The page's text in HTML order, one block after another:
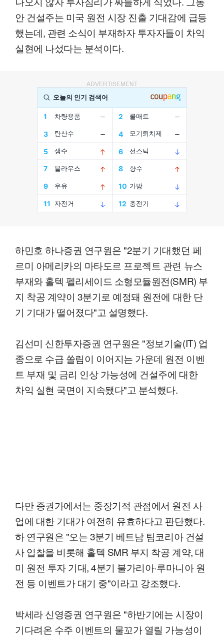
안 건설주는 미국 원전 시장 진출 기대감에 급등
했는데, 관련 소식이 부재하자 투자자들이 차익
실현에 나섰다는 분석이다.
ADVERTISEMENT
하민호 하나증권 연구원은 "2분기 기대했던 페
르미 아메리카의 마타도르 프로젝트 관련 뉴스
부재와 홀텍 펠리세이드 소형모듈원전(SMR) 부
지 착공 계약이 3분기로 예정돼 원전에 대한 단
기 기대가 떨어졌다"고 설명했다.
김선미 신한투자증권 연구원은 "정보기술(IT) 업
종으로 수급 쏠림이 이어지는 가운데 원전 이벤
트 부재 및 금리 인상 가능성에 건설주에 대한
차익 실현 국면이 지속됐다"고 분석했다.
다만 증권가에서는 중장기적 관점에서 원전 사
업에 대한 기대가 여전히 유효하다고 판단했다.
하 연구원은 "오는 3분기 베트남 팀코리아 건설
사 입찰을 비롯해 홀텍 SMR 부지 착공 계약, 대
미 원전 투자 기대, 4분기 불가리아·루마니아 원
전 등 이벤트가 대기 중"이라고 강조했다.
박세라 신영증권 연구원은 "하반기에는 시장이
기다려온 수주 이벤트의 물꼬가 열릴 가능성이